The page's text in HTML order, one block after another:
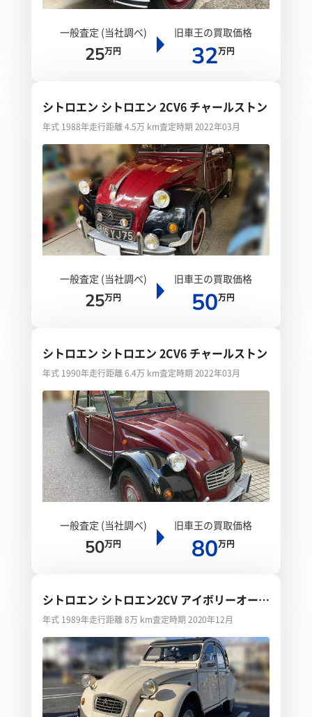
一般査定 (当社調べ)
25万円
旧車王の買取価格
32万円
シトロエン シトロエン 2CV6 チャールストン
年式 1988年走行距離 4.5万 km査定時期 2022年03月
一般査定 (当社調べ)
25万円
旧車王の買取価格
50万円
シトロエン シトロエン 2CV6 チャールストン
年式 1990年走行距離 6.4万 km査定時期 2022年03月
一般査定 (当社調べ)
50万円
旧車王の買取価格
80万円
シトロエン シトロエン2CV アイボリーオール
ペン
年式 1989年走行距離 8万 km査定時期 2020年12月